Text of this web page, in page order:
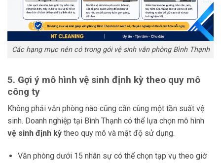
Các hạng mục nên có trong gói vệ sinh văn phòng Bình Thạnh
5. Gợi ý mô hình vệ sinh định kỳ theo quy mô
công ty
Không phải văn phòng nào cũng cần cùng một tần suất vệ
sinh. Doanh nghiệp tại Bình Thạnh có thể lựa chọn mô hình
vệ sinh định kỳ theo quy mô và mật độ sử dụng.
Văn phòng dưới 15 nhân sự có thể chọn tạp vụ theo giờ